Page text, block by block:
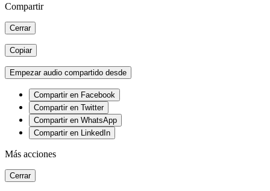
Compartir
Cerrar
Copiar
Empezar audio compartido desde
Compartir en Facebook
Compartir en Twitter
Compartir en WhatsApp
Compartir en LinkedIn
Más acciones
Cerrar